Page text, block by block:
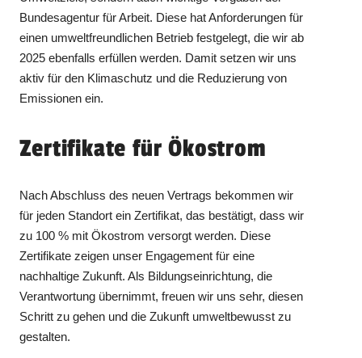
Bundesagentur für Arbeit. Diese hat Anforderungen für
einen umweltfreundlichen Betrieb festgelegt, die wir ab
2025 ebenfalls erfüllen werden. Damit setzen wir uns
aktiv für den Klimaschutz und die Reduzierung von
Emissionen ein.
Zertifikate für Ökostrom
Nach Abschluss des neuen Vertrags bekommen wir
für jeden Standort ein Zertifikat, das bestätigt, dass wir
zu 100 % mit Ökostrom versorgt werden. Diese
Zertifikate zeigen unser Engagement für eine
nachhaltige Zukunft. Als Bildungseinrichtung, die
Verantwortung übernimmt, freuen wir uns sehr, diesen
Schritt zu gehen und die Zukunft umweltbewusst zu
gestalten.